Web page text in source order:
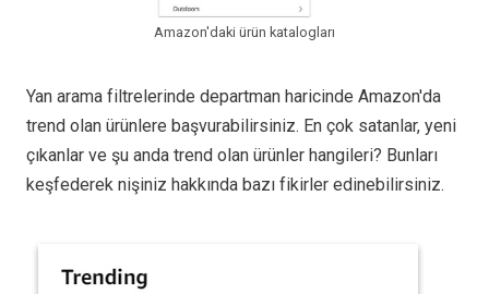
Amazon'daki ürün katalogları
Yan arama filtrelerinde departman haricinde Amazon'da
trend olan ürünlere başvurabilirsiniz. En çok satanlar, yeni
çıkanlar ve şu anda trend olan ürünler hangileri? Bunları
keşfederek nişiniz hakkında bazı fikirler edinebilirsiniz.